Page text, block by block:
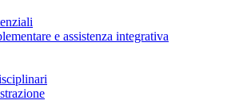
e assistenza integrativa